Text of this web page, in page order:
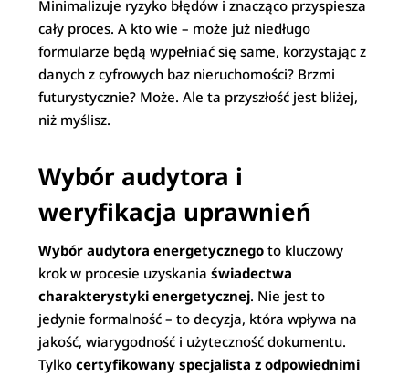
Minimalizuje ryzyko błędów i znacząco przyspiesza
cały proces. A kto wie – może już niedługo
formularze będą wypełniać się same, korzystając z
danych z cyfrowych baz nieruchomości? Brzmi
futurystycznie? Może. Ale ta przyszłość jest bliżej,
niż myślisz.
Wybór audytora i
weryfikacja uprawnień
Wybór audytora energetycznego to kluczowy
krok w procesie uzyskaniaświadectwa
charakterystyki energetycznej. Nie jest to
jedynie formalność – to decyzja, która wpływa na
jakość, wiarygodność i użyteczność dokumentu.
Tylkocertyfikowany specjalista z odpowiednimi